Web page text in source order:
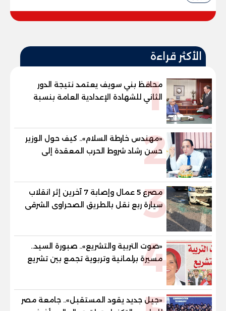
الأكثر قراءة
1
محافظ بني سويف يعتمد نتيجة الدور
الثاني للشهادة الإعدادية العامة بنسبة
والنور للمكفوفين
2
«مهندس خارطة السلام».. كيف حول الوزير
حسن رشاد شروط الحرب المعقدة إلى
"خارطة طريق" للانسحاب والإعمار؟
3
مصرع 5 عمال وإصابة 7 آخرين إثر انقلاب
سيارة ربع نقل بالطريق الصحراوى الشرقى
4
«صوت التربية والتشريع».. صبورة السيد..
مسيرة برلمانية وتربوية تجمع بين تشريع
القوانين وصناعة الأجيال لبناء الإنسان
«جيل جديد يقود المستقبل».. جامعة مصر